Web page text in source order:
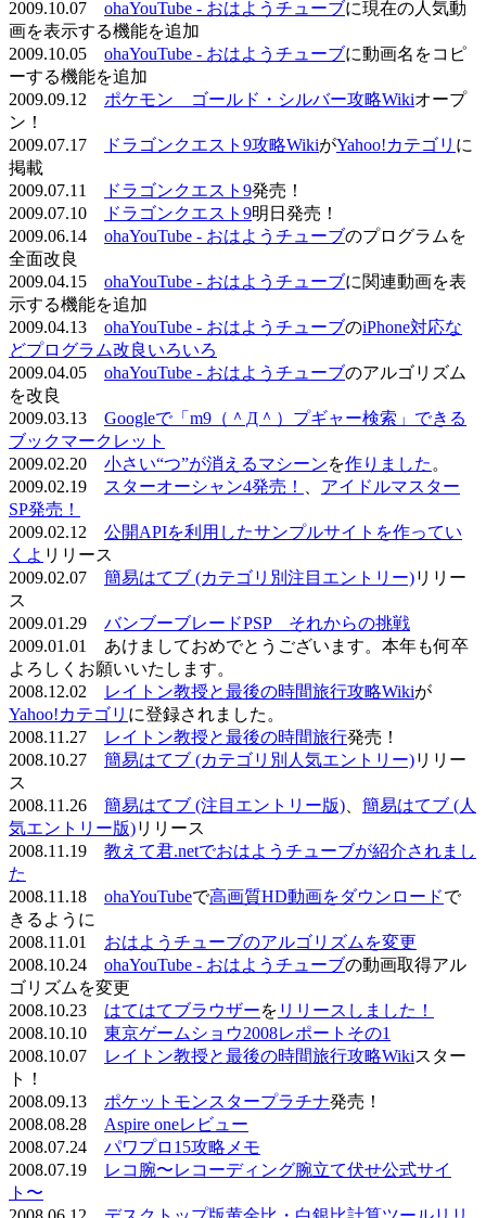
2009.10.07 ohaYouTube - おはようチューブに現在の人気動
画を表示する機能を追加
2009.10.05 ohaYouTube - おはようチューブに動画名をコピ
ーする機能を追加
2009.09.12 ポケモン ゴールド・シルバー攻略Wikiオープ
ン！
2009.07.17
ドラゴンクエスト9攻略WikiがYahoo!カテゴリ に
掲載
2009.07.11
ドラゴンクエスト9発売！
2009.07.10
ドラゴンクエスト9明日発売！
2009.06.14 ohaYouTube - おはようチューブのプログラムを
全面改良
2009.04.15 ohaYouTube - おはようチューブに関連動画を表
示する機能を追加
2009.04.13 ohaYouTube - おはようチューブのiPhone対応な
どプログラム改良いろいろ
2009.04.05 ohaYouTube - おはようチューブのアルゴリズム
を改良
2009.03.13 Googleで「m9（＾Д＾）プギャー検索」できる
ブックマークレット
2009.02.20 小さい“つ”が消えるマシーンを作りました 。
2009.02.19
スターオーシャン4発売！
アイドルマスター
SP発売！
2009.02.12 公開APIを利用したサンプルサイトを作ってい
くよ リリース
2009.02.07 簡易はてブ (カテゴリ別注目エントリー)リリー
ス
2009.01.29 バンブーブレードPSP それからの挑戦
2009.01.01 あけましておめでとうございます。本年も何卒
よろしくお願いいたします。
2008.12.02
レイトン教授と最後の時間旅行攻略Wikiが
Yahoo!カテゴリ に登録されました。
2008.11.27
レイトン教授と最後の時間旅行発売！
2008.10.27 簡易はてブ (カテゴリ別人気エントリー)リリー
ス
2008.11.26 簡易はてブ (注目エントリー版)
簡易はてブ (人
気エントリー版)リリース
2008.11.19 教えて君.netでおはようチューブが紹介されまし
た
2008.11.18 ohaYouTubeで高画質HD動画をダウンロードで
きるように
2008.11.01 おはようチューブのアルゴリズムを変更
2008.10.24 ohaYouTube - おはようチューブの動画取得アル
ゴリズムを変更
2008.10.23 はてはてブラウザーを リリースしました！
2008.10.10 東京ゲームショウ2008レポートその1
2008.10.07
レイトン教授と最後の時間旅行攻略Wikiスター
ト！
2008.09.13 ポケットモンスタープラチナ発売！
2008.08.28 Aspire oneレビュー
2008.07.24 パワプロ15攻略メモ
2008.07.19
レコ腕〜レコーディング腕立て伏せ公式サイ
ト〜